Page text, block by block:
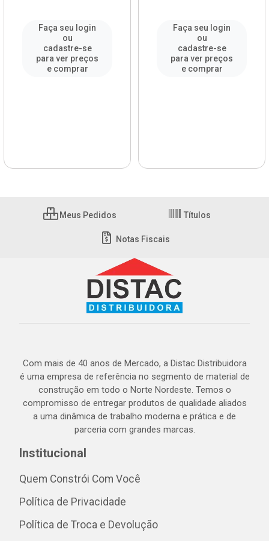
Faça seu login
ou
cadastre-se
para ver preços
e comprar
Faça seu login
ou
cadastre-se
para ver preços
e comprar
Meus Pedidos Títulos
Notas Fiscais
Com mais de 40 anos de Mercado, a Distac Distribuidora
é uma empresa de referência no segmento de material de
construção em todo o Norte Nordeste. Temos o
compromisso de entregar produtos de qualidade aliados
a uma dinâmica de trabalho moderna e prática e de
parceria com grandes marcas.
Institucional
Quem Constrói Com Você
Política de Privacidade
Política de Troca e Devolução